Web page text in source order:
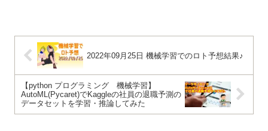
2022年09月25日 機械学習でのロト予想結果♪
【python プログラミング 機械学習】
AutoML(Pycaret)でKaggleの社員の退職予測の
データセットを学習・推論してみた